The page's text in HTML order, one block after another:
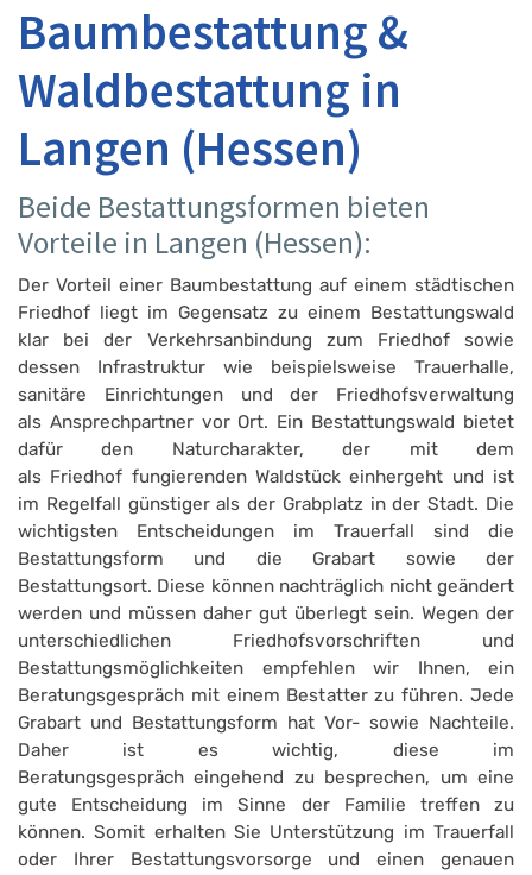
Baumbestattung &
Waldbestattung in
Langen (Hessen)
Beide Bestattungsformen bieten
Vorteile in Langen (Hessen):
Der Vorteil einer Baumbestattung auf einem städtischen
Friedhof liegt im Gegensatz zu einem Bestattungswald
klar bei der Verkehrsanbindung zum Friedhof sowie
dessen Infrastruktur wie beispielsweise Trauerhalle,
sanitäre Einrichtungen und der Friedhofsverwaltung
als Ansprechpartner vor Ort. Ein Bestattungswald bietet
dafür den Naturcharakter, der mit dem
als Friedhof fungierenden Waldstück einhergeht und ist
im Regelfall günstiger als der Grabplatz in der Stadt. Die
wichtigsten Entscheidungen im Trauerfall sind die
Bestattungsform und die Grabart sowie der
Bestattungsort. Diese können nachträglich nicht geändert
werden und müssen daher gut überlegt sein. Wegen der
unterschiedlichen Friedhofsvorschriften und
Bestattungsmöglichkeiten empfehlen wir Ihnen, ein
Beratungsgespräch mit einem Bestatter zu führen. Jede
Grabart und Bestattungsform hat Vor- sowie Nachteile.
Daher ist es wichtig, diese im
Beratungsgespräch eingehend zu besprechen, um eine
gute Entscheidung im Sinne der Familie treffen zu
können. Somit erhalten Sie Unterstützung im Trauerfall
oder Ihrer Bestattungsvorsorge und einen genauen